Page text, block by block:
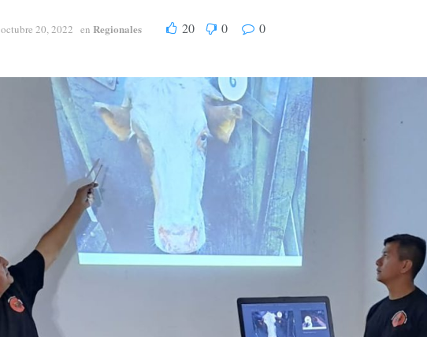
octubre 20, 2022 en Regionales 20 0 0